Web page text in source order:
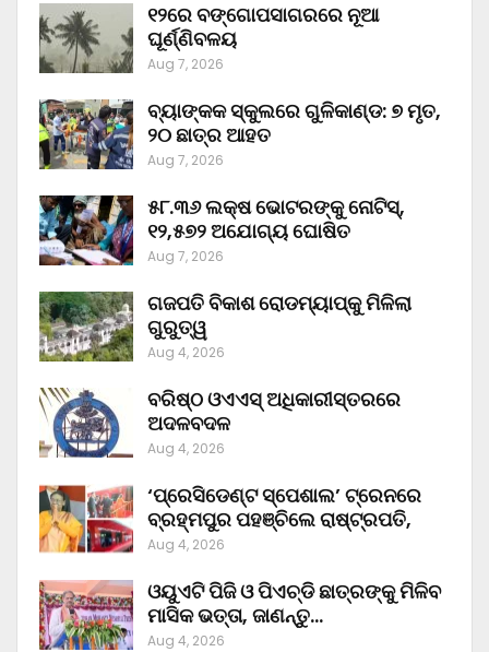
୧୨ରେ ବଙ୍ଗୋପସାଗରରେ ନୂଆ
ଘୂର୍ଣ୍ଣିବଳୟ
Aug 7, 2026
ବ୍ୟାଙ୍କକ ସ୍କୁଲରେ ଗୁଳିକାଣ୍ଡ: ୭ ମୃତ,
୨୦ ଛାତ୍ର ଆହତ
Aug 7, 2026
୫୮.୩୬ ଲକ୍ଷ ଭୋଟରଙ୍କୁ ନୋଟିସ୍‌,
୧୨,୫୭୨ ଅଯୋଗ୍ୟ ଘୋଷିତ
Aug 7, 2026
ଗଜପତି ବିକାଶ ରୋଡମ୍ୟାପ୍‌କୁ ମିଳିଲା
ଗୁରୁତ୍ୱ
Aug 4, 2026
ବରିଷ୍ଠ ଓଏଏସ୍‌ ଅଧିକାରୀସ୍ତରରେ
ଅଦଳବଦଳ
Aug 4, 2026
‘ପ୍ରେସିଡେଣ୍ଟ ସ୍ପେଶାଲ’ ଟ୍ରେନରେ
ବ୍ରହ୍ମପୁର ପହଞ୍ଚିଲେ ରାଷ୍ଟ୍ରପତି,
Aug 4, 2026
ଓୟୁଏଟି ପିଜି ଓ ପିଏଚ୍‌ଡି ଛାତ୍ରଙ୍କୁ ମିଳିବ
ମାସିକ ଭତ୍ତା, ଜାଣନ୍ତୁ…
Aug 4, 2026